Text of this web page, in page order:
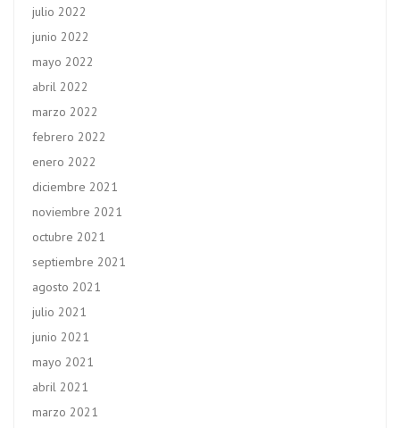
julio 2022
junio 2022
mayo 2022
abril 2022
marzo 2022
febrero 2022
enero 2022
diciembre 2021
noviembre 2021
octubre 2021
septiembre 2021
agosto 2021
julio 2021
junio 2021
mayo 2021
abril 2021
marzo 2021